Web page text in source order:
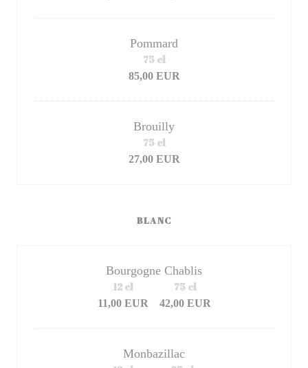
Pommard
85,00 EUR
75 cl
Brouilly
27,00 EUR
75 cl
BLANC
Bourgogne Chablis
11,00 EUR
12 cl
42,00 EUR
75 cl
Monbazillac